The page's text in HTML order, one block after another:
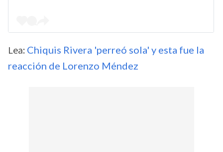
Lea: Chiquis Rivera 'perreó sola' y esta fue la
reacción de Lorenzo Méndez